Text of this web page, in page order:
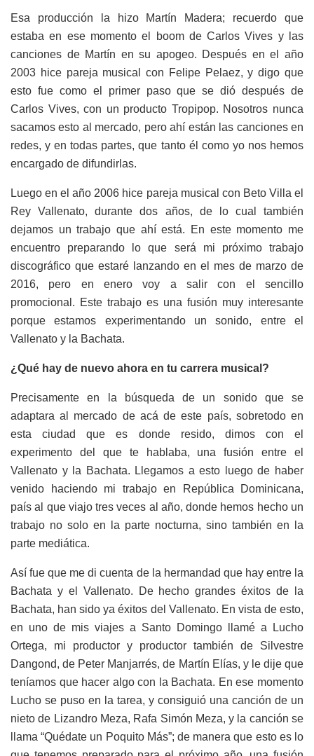
Esa producción la hizo Martín Madera; recuerdo que
estaba en ese momento el boom de Carlos Vives y las
canciones de Martín en su apogeo. Después en el año
2003 hice pareja musical con Felipe Pelaez, y digo que
esto fue como el primer paso que se dió después de
Carlos Vives, con un producto Tropipop. Nosotros nunca
sacamos esto al mercado, pero ahí están las canciones en
redes, y en todas partes, que tanto él como yo nos hemos
encargado de difundirlas.
Luego en el año 2006 hice pareja musical con Beto Villa el
Rey Vallenato, durante dos años, de lo cual también
dejamos un trabajo que ahí está. En este momento me
encuentro preparando lo que será mi próximo trabajo
discográfico que estaré lanzando en el mes de marzo de
2016, pero en enero voy a salir con el sencillo
promocional. Este trabajo es una fusión muy interesante
porque estamos experimentando un sonido, entre el
Vallenato y la Bachata.
¿Qué hay de nuevo ahora en tu carrera musical?
Precisamente en la búsqueda de un sonido que se
adaptara al mercado de acá de este país, sobretodo en
esta ciudad que es donde resido, dimos con el
experimento del que te hablaba, una fusión entre el
Vallenato y la Bachata. Llegamos a esto luego de haber
venido haciendo mi trabajo en República Dominicana,
país al que viajo tres veces al año, donde hemos hecho un
trabajo no solo en la parte nocturna, sino también en la
parte mediática.
Así fue que me di cuenta de la hermandad que hay entre la
Bachata y el Vallenato. De hecho grandes éxitos de la
Bachata, han sido ya éxitos del Vallenato. En vista de esto,
en uno de mis viajes a Santo Domingo llamé a Lucho
Ortega, mi productor y productor también de Silvestre
Dangond, de Peter Manjarrés, de Martín Elías, y le dije que
teníamos que hacer algo con la Bachata. En ese momento
Lucho se puso en la tarea, y consiguió una canción de un
nieto de Lizandro Meza, Rafa Simón Meza, y la canción se
llama “Quédate un Poquito Más”; de manera que esto es lo